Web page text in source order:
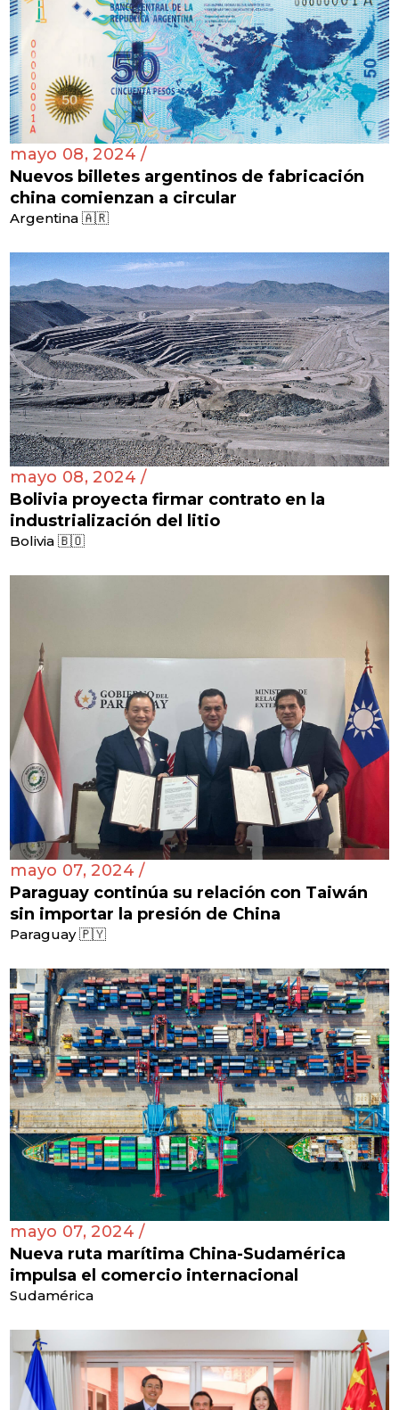
mayo 08, 2024 /
Nuevos billetes argentinos de fabricación
china comienzan a circular
Argentina 🇦🇷
mayo 08, 2024 /
Bolivia proyecta firmar contrato en la
industrialización del litio
Bolivia 🇧🇴
mayo 07, 2024 /
Paraguay continúa su relación con Taiwán
sin importar la presión de China
Paraguay 🇵🇾
mayo 07, 2024 /
Nueva ruta marítima China-Sudamérica
impulsa el comercio internacional
Sudamérica